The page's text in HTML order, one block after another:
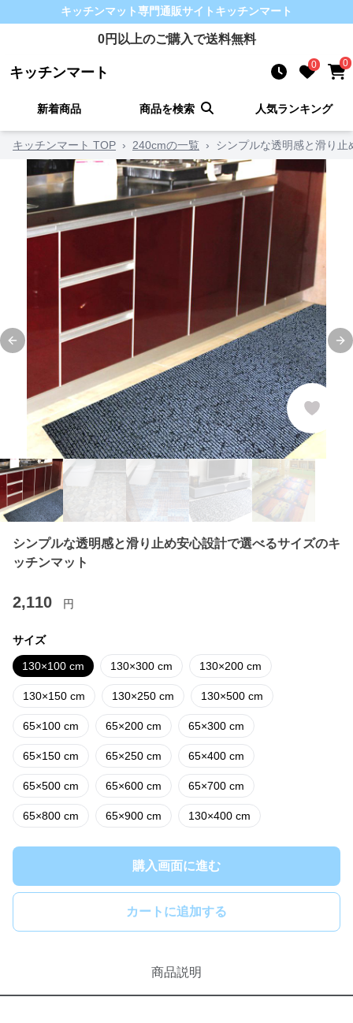
キッチンマット専門通販サイト キッチンマート
0円以上のご購入で送料無料
キッチンマート 0 0
新着商品 商品を検索 人気ランキング
キッチンマート TOP › 240cmの一覧 › シンプルな透明感と滑り
Previous slide
シンプルな透明感と滑り止め安心設計で選べるサイズのキ
ッチンマット
2,110 円
サイズ
130×100 cm 130×300 cm 130×200 cm
130×150 cm 130×250 cm 130×500 cm
65×100 cm 65×200 cm 65×300 cm
65×150 cm 65×250 cm 65×400 cm
65×500 cm 65×600 cm 65×700 cm
65×800 cm 65×900 cm 130×400 cm
購入画面に進む
カートに追加する
商品説明